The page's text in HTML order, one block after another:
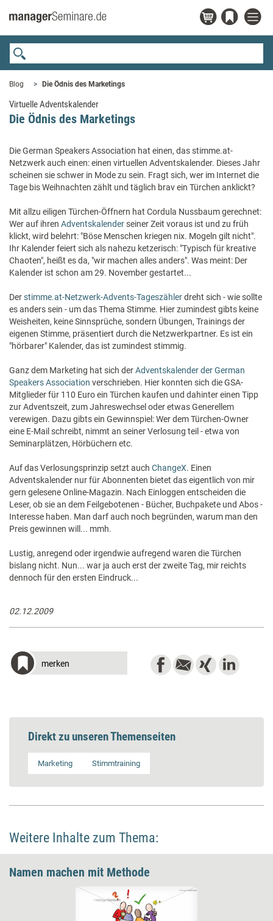
Blog Die Ödnis des Marketings
Virtuelle Adventskalender
Die Ödnis des Marketings
Die German Speakers Association hat einen, das stimme.at-
Netzwerk auch einen: einen virtuellen Adventskalender. Dieses Jahr
scheinen sie schwer in Mode zu sein. Fragt sich, wer im Internet die
Tage bis Weihnachten zählt und täglich brav ein Türchen anklickt?
Mit allzu eiligen Türchen-Öffnern hat Cordula Nussbaum gerechnet:
Wer auf ihren Adventskalenderseiner Zeit voraus ist und zu früh
klickt, wird belehrt: "Böse Menschen kriegen nix. Mogeln gilt nicht".
Ihr Kalender feiert sich als nahezu ketzerisch: "Typisch für kreative
Chaoten", heißt es da, "wir machen alles anders". Was meint: Der
Kalender ist schon am 29. November gestartet...
Derstimme.at-Netzwerk-Advents-Tageszählerdreht sich - wie sollte
es anders sein - um das Thema Stimme. Hier zumindest gibts keine
Weisheiten, keine Sinnsprüche, sondern Übungen, Trainings der
eigenen Stimme, präsentiert durch die Netzwerkpartner. Es ist ein
"hörbarer" Kalender, das ist zumindest stimmig.
Ganz dem Marketing hat sich derAdventskalender der German
Speakers Association verschrieben. Hier konnten sich die GSA-
Mitglieder für 110 Euro ein Türchen kaufen und dahinter einen Tipp
zur Adventszeit, zum Jahreswechsel oder etwas Generellem
verewigen. Dazu gibts ein Gewinnspiel: Wer dem Türchen-Owner
eine E-Mail schreibt, nimmt an seiner Verlosung teil - etwa von
Seminarplätzen, Hörbüchern etc.
Auf das Verlosungsprinzip setzt auch ChangeX. Einen
Adventskalender nur für Abonnenten bietet das eigentlich von mir
gern gelesene Online-Magazin. Nach Einloggen entscheiden die
Leser, ob sie an dem Feilgebotenen - Bücher, Buchpakete und Abos -
Interesse haben. Man darf auch noch begründen, warum man den
Preis gewinnen will... mmh.
Lustig, anregend oder irgendwie aufregend waren die Türchen
bislang nicht. Nun... war ja auch erst der zweite Tag, mir reichts
dennoch für den ersten Eindruck...
02.12.2009
merken
Direkt zu unseren Themenseiten
Marketing Stimmtraining
Weitere Inhalte zum Thema:
Namen machen mit Methode